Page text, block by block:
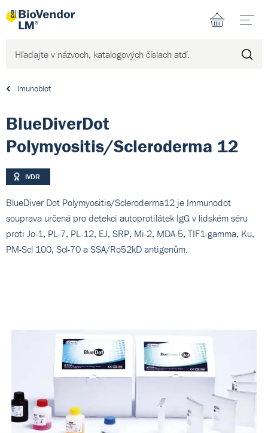
Imunoblot
BlueDiverDot
Polymyositis/Scleroderma 12
IVDR
BlueDiver Dot Polymyositis/Scleroderma12 je Immunodot
souprava určená pro detekci autoprotilátek IgG v lidském séru
proti Jo-1, PL-7, PL-12, EJ, SRP, Mi-2, MDA-5, TIF1-gamma, Ku,
PM-Scl 100, Scl-70 a SSA/Ro52kD antigenům.